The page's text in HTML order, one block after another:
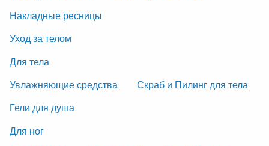
Накладные ресницы
Уход за телом
Для тела
Увлажняющие средства
Скраб и Пилинг для тела
Гели для душа
Для ног